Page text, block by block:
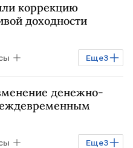
коррекцию
доходности
Еще3
денежно-
Еще3